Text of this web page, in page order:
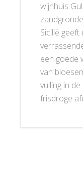
wijnhuis
Sicilië
een goede
van
vulling in
frisdroge